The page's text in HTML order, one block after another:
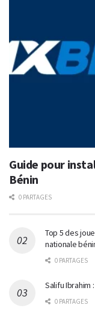
Guide pour
Bénin
0 PARTAGES
Top 5 des
nationale
0 PARTAGES
Salifu Ibrahim
0 PARTAGES